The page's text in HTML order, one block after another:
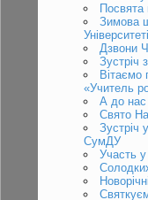
Посвята
Зимова
Університеті
Дзвони
Зустріч
Вітаємо
«Учитель
А до нас
Свято
Зустріч
СумДУ
Участь у